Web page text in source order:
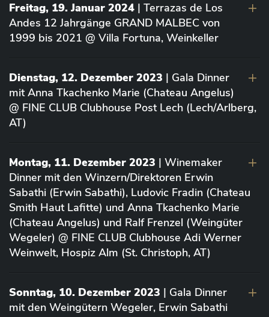
Freitag, 19. Januar 2024 | Terrazas de Los
Andes 12 Jahrgänge GRAND MALBEC von
1999 bis 2021 @ Villa Fortuna, Weinkeller
Dienstag, 12. Dezember 2023 | Gala Dinner
mit Anna Tkachenko Marie (Chateau Angelus)
@ FINE CLUB Clubhouse Post Lech (Lech/Arlberg,
AT)
Montag, 11. Dezember 2023 | Winemaker
Dinner mit den Winzern/Direktoren Erwin
Sabathi (Erwin Sabathi), Ludovic Fradin (Chateau
Smith Haut Lafitte) und Anna Tkachenko Marie
(Chateau Angelus) und Ralf Frenzel (Weingüter
Wegeler) @ FINE CLUB Clubhouse Adi Werner
Weinwelt, Hospiz Alm (St. Christoph, AT)
Sonntag, 10. Dezember 2023 | Gala Dinner
mit den Weingütern Wegeler, Erwin Sabathi